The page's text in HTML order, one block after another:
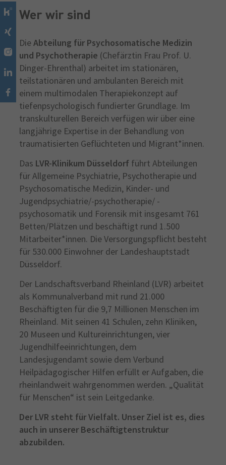
Wer wir sind
DieAbteilung für Psychosomatische Medizin
und Psychotherapie (Chefärztin Frau Prof. U.
Dinger-Ehrenthal) arbeitet im stationären,
teilstationären und ambulanten Bereich mit
einem multimodalen Therapiekonzept auf
tiefenpsychologisch fundierter Grundlage. Im
transkulturellen Bereich verfügen wir über eine
langjährige Expertise in der Behandlung von
traumatisierten Geflüchteten und Migrant*innen.
Das LVR-Klinikum Düsseldorf führt Abteilungen
für Allgemeine Psychiatrie, Psychotherapie und
Psychosomatische Medizin, Kinder- und
Jugendpsychiatrie/-psychotherapie/ -
psychosomatik und Forensik mit insgesamt 761
Betten/Plätzen und beschäftigt rund 1.500
Mitarbeiter*innen. Die Versorgungspflicht besteht
für 530.000 Einwohner der Landeshauptstadt
Düsseldorf.
Der Landschaftsverband Rheinland (LVR) arbeitet
als Kommunalverband mit rund 21.000
Beschäftigten für die 9,7 Millionen Menschen im
Rheinland. Mit seinen 41 Schulen, zehn Kliniken,
20 Museen und Kultureinrichtungen, vier
Jugendhilfeeinrichtungen, dem
Landesjugendamt sowie dem Verbund
Heilpädagogischer Hilfen erfüllt er Aufgaben, die
rheinlandweit wahrgenommen werden. „Qualität
für Menschen“ ist sein Leitgedanke.
Der LVR steht für Vielfalt. Unser Ziel ist es, dies
auch in unserer Beschäftigtenstruktur
abzubilden.